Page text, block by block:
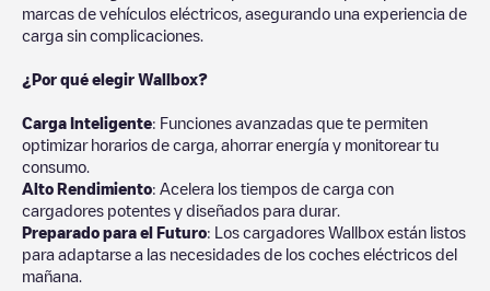
marcas de vehículos eléctricos, asegurando una experiencia de
carga sin complicaciones.
¿Por qué elegir Wallbox?
Carga Inteligente: Funciones avanzadas que te permiten
optimizar horarios de carga, ahorrar energía y monitorear tu
consumo.
Alto Rendimiento: Acelera los tiempos de carga con
cargadores potentes y diseñados para durar.
Preparado para el Futuro: Los cargadores Wallbox están listos
para adaptarse a las necesidades de los coches eléctricos del
mañana.